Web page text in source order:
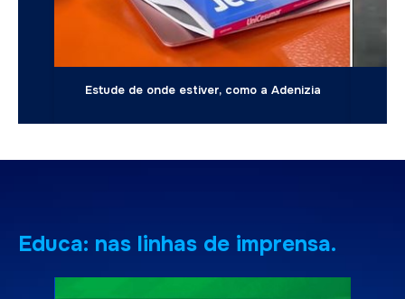
Um Dia dos Professores memorável
Educa: nas linhas de imprensa.